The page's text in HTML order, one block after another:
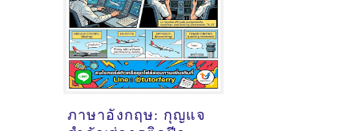
ภาษาอังกฤษ: กุญแจ